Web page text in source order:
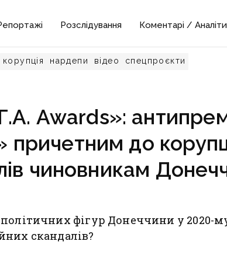
Розслідування Коментарі /
корупція нардепи відео спецпроєкти
Awards»:
причетним до
чиновникам
фігур Донеччини у 2020-
скандалів?